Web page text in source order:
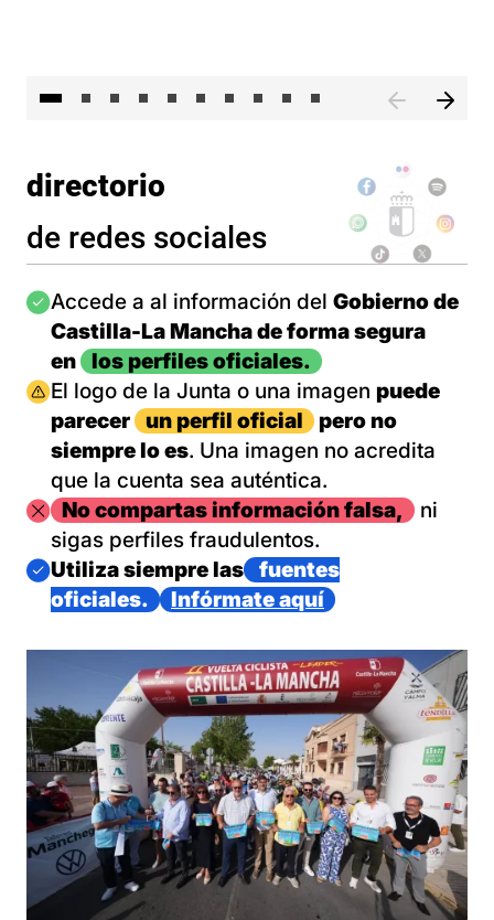
directorio
de redes sociales
Imagen
Accede a al información del Gobierno de
Castilla-La Mancha de forma segura
en
los perfiles oficiales.
Imagen
El logo de la Junta o una imagen puede
parecer
un perfil oficial
pero no
siempre lo es. Una imagen no acredita
que la cuenta sea auténtica.
ImagenNo compartas información falsa,
ni
sigas perfiles fraudulentos.
Imagen
Utiliza siempre las
fuentes
oficiales.
Infórmate aquí